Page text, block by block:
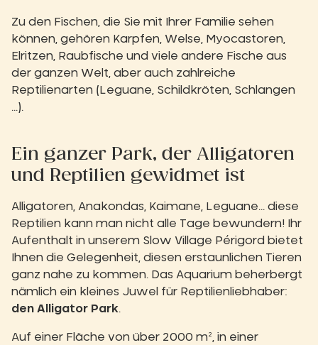
Zu den Fischen, die Sie mit Ihrer Familie sehen
können, gehören Karpfen, Welse, Myocastoren,
Elritzen, Raubfische und viele andere Fische aus
der ganzen Welt, aber auch zahlreiche
Reptilienarten (Leguane, Schildkröten, Schlangen
...).
Ein ganzer Park, der Alligatoren
und Reptilien gewidmet ist
Alligatoren, Anakondas, Kaimane, Leguane... diese
Reptilien kann man nicht alle Tage bewundern! Ihr
Aufenthalt in unserem Slow Village Périgord bietet
Ihnen die Gelegenheit, diesen erstaunlichen Tieren
ganz nahe zu kommen. Das Aquarium beherbergt
nämlich ein kleines Juwel für Reptilienliebhaber:
den Alligator Park.
Auf einer Fläche von über 2000 m², in einer